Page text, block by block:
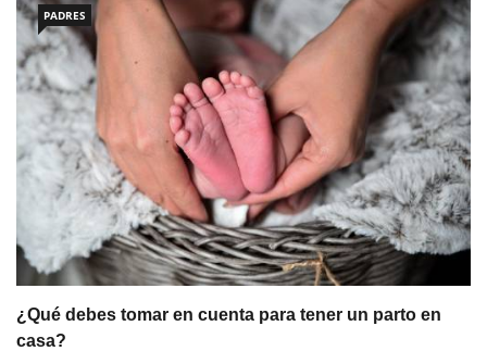
PADRES
¿Qué debes tomar en cuenta para tener un parto en
casa?